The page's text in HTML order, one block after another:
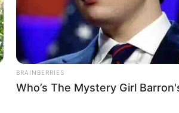
BRAINBERRIES
Who’s The Mystery Girl